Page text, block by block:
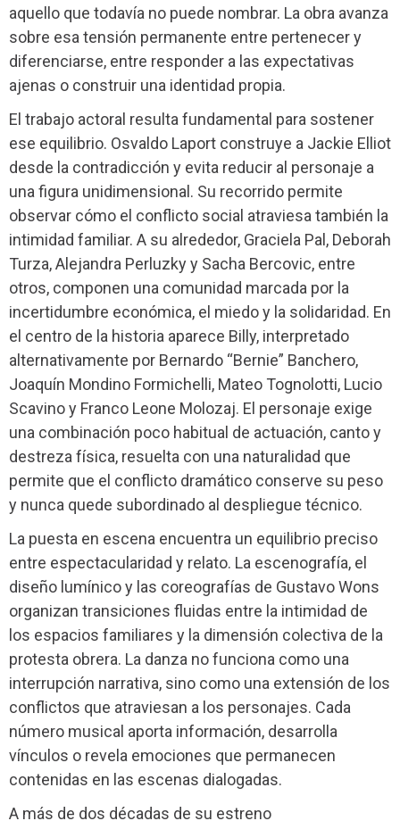
aquello que todavía no puede nombrar. La obra avanza
sobre esa tensión permanente entre pertenecer y
diferenciarse, entre responder a las expectativas
ajenas o construir una identidad propia.
El trabajo actoral resulta fundamental para sostener
ese equilibrio. Osvaldo Laport construye a Jackie Elliot
desde la contradicción y evita reducir al personaje a
una figura unidimensional. Su recorrido permite
observar cómo el conflicto social atraviesa también la
intimidad familiar. A su alrededor, Graciela Pal, Deborah
Turza, Alejandra Perluzky y Sacha Bercovic, entre
otros, componen una comunidad marcada por la
incertidumbre económica, el miedo y la solidaridad. En
el centro de la historia aparece Billy, interpretado
alternativamente por Bernardo “Bernie” Banchero,
Joaquín Mondino Formichelli, Mateo Tognolotti, Lucio
Scavino y Franco Leone Molozaj. El personaje exige
una combinación poco habitual de actuación, canto y
destreza física, resuelta con una naturalidad que
permite que el conflicto dramático conserve su peso
y nunca quede subordinado al despliegue técnico.
La puesta en escena encuentra un equilibrio preciso
entre espectacularidad y relato. La escenografía, el
diseño lumínico y las coreografías de Gustavo Wons
organizan transiciones fluidas entre la intimidad de
los espacios familiares y la dimensión colectiva de la
protesta obrera. La danza no funciona como una
interrupción narrativa, sino como una extensión de los
conflictos que atraviesan a los personajes. Cada
número musical aporta información, desarrolla
vínculos o revela emociones que permanecen
contenidas en las escenas dialogadas.
A más de dos décadas de su estreno